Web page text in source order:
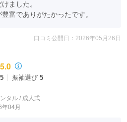
ました。
富でありがたかったです。
口コミ公開日：2026年05月26日
5.0
5 振袖選び 5
タル / 成人式
04月